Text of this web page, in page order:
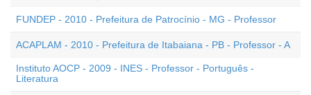
FUNDEP - 2010 - Prefeitura de Patrocínio - MG - Professor
ACAPLAM - 2010 - Prefeitura de Itabaiana - PB - Professor - A
Instituto AOCP - 2009 - INES - Professor - Português -
Literatura